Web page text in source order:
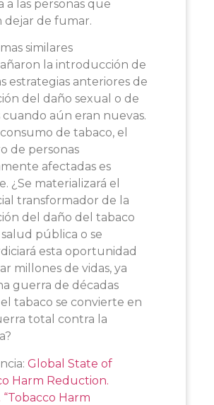
a las personas que
dejar de fumar.
similares
la introducción de
estrategias anteriores de
del daño sexual o de
cuando aún eran nuevas.
de tabaco, el
de personas
afectadas es
¿Se materializará el
transformador de la
del daño del tabaco
pública o se
esta oportunidad
millones de vidas, ya
guerra de décadas
tabaco se convierte en
total contra la
Global State of
Harm Reduction.
“Tobacco Harm